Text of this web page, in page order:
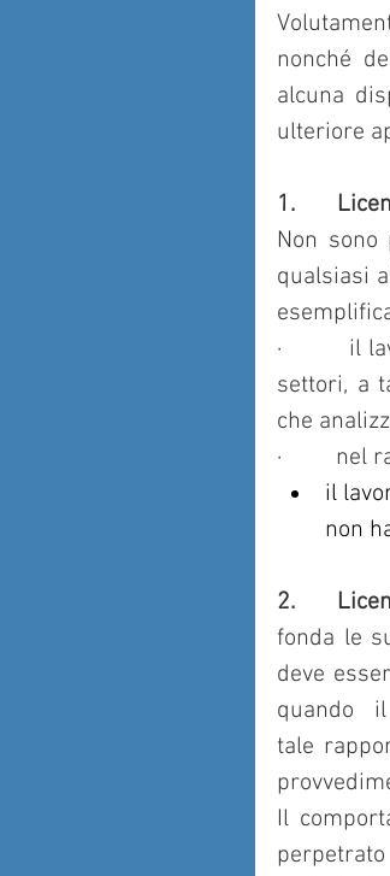
nonché
alcuna
ulteriore
1.
Non
qualsiasi
·         il
settori, a
che
·         nel
il
non
2.
fonda le
deve
quando
tale
Il